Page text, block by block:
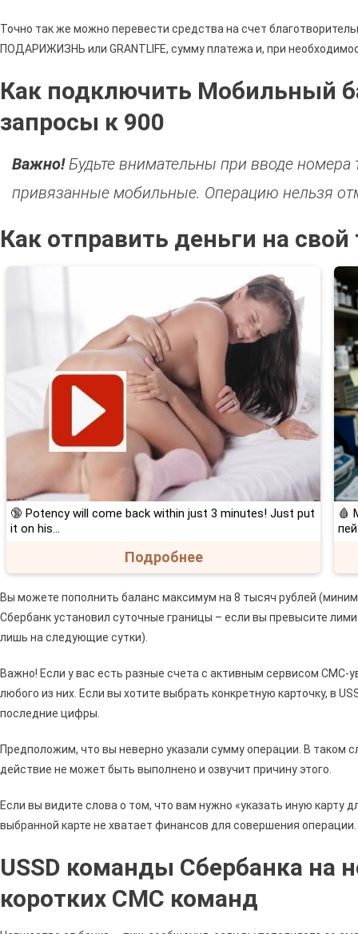
Точно так же можно перевести средства на счет
ПОДАРИЖИЗНЬ или GRANTLIFE, сумму платежа и, при
Как подключить Мобильный
запросы к 900
Важно!Будьте внимательны при вводе номера
привязанные мобильные. Операцию нельзя
Как отправить деньги на
🔞 Potency will come back within just 3 minutes! Just put
it on his…
Подробнее
🩸
Вы можете пополнить баланс максимум на 8 тысяч рублей
Сбербанк установил суточные границы – если вы превысите
лишь на следующие сутки).
Важно! Если у вас есть разные счета с активным сервисом
любого из них. Если вы хотите выбрать конкретную карточку, в
последние цифры.
Предположим, что вы неверно указали сумму операции. В таком
действие не может быть выполнено и озвучит причину этого.
Если вы видите слова о том, что вам нужно «указать иную карту
выбранной карте не хватает финансов для совершения операции.
USSD команды Сбербанка на
коротких СМС команд